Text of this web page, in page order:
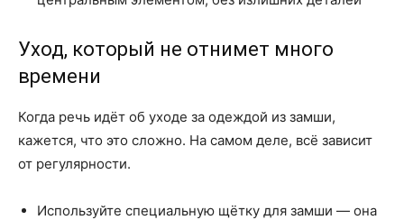
Уход, который не отнимет много
времени
Когда речь идёт об уходе за одеждой из замши,
кажется, что это сложно. На самом деле, всё зависит
от регулярности.
Используйте специальную щётку для замши — она